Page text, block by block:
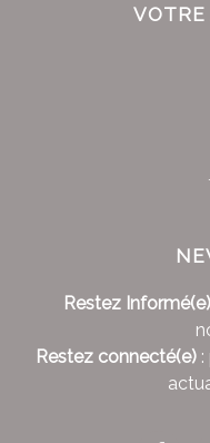
VOTRE
Restez Informé(e)
Restez connecté(e):